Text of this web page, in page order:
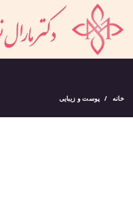
خانه پوست و زیبایی